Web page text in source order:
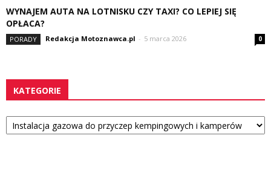
WYNAJEM AUTA NA LOTNISKU CZY TAXI? CO LEPIEJ SIĘ
OPŁACA?
PORADY Redakcja Motoznawca.pl - 5 marca 2026 0
KATEGORIE
Kategorie